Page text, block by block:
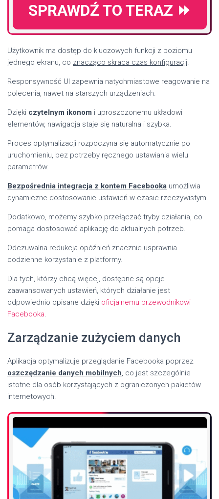
SPRAWDŹ TO TERAZ ⏩
Użytkownik ma dostęp do kluczowych funkcji z poziomu
jednego ekranu, co znacząco skraca czas konfiguracji.
Responsywność UI zapewnia natychmiastowe reagowanie na
polecenia, nawet na starszych urządzeniach.
Dzięki czytelnym ikonom i uproszczonemu układowi
elementów, nawigacja staje się naturalna i szybka.
Proces optymalizacji rozpoczyna się automatycznie po
uruchomieniu, bez potrzeby ręcznego ustawiania wielu
parametrów.
Bezpośrednia integracja z kontem Facebooka umożliwia
dynamiczne dostosowanie ustawień w czasie rzeczywistym.
Dodatkowo, możemy szybko przełączać tryby działania, co
pomaga dostosować aplikację do aktualnych potrzeb.
Odczuwalna redukcja opóźnień znacznie usprawnia
codzienne korzystanie z platformy.
Dla tych, którzy chcą więcej, dostępne są opcje
zaawansowanych ustawień, których działanie jest
odpowiednio opisane dzięki oficjalnemu przewodnikowi
Facebooka.
Zarządzanie zużyciem danych
Aplikacja optymalizuje przeglądanie Facebooka poprzez
oszczędzanie danych mobilnych, co jest szczególnie
istotne dla osób korzystających z ograniczonych pakietów
internetowych.